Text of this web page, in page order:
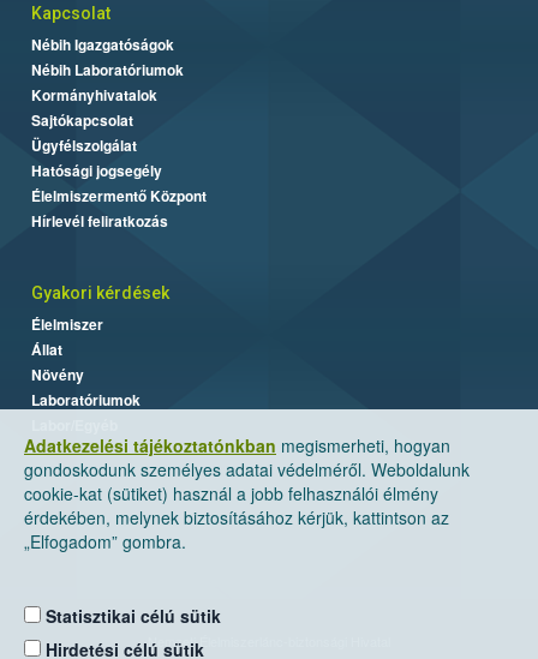
Adatkezelési tájékoztatónkban megismerheti, hogyan
gondoskodunk személyes adatai védelméről. Weboldalunk
cookie-kat (sütiket) használ a jobb felhasználói élmény
érdekében, melynek biztosításához kérjük, kattintson az
„Elfogadom” gombra.
Statisztikai célú sütik
Hirdetési célú sütik
Kapcsolat
Nébih Igazgatóságok
Nébih Laboratóriumok
Kormányhivatalok
Sajtókapcsolat
Ügyfélszolgálat
Hatósági jogsegély
Élelmiszermentő Központ
Hírlevél feliratkozás
Gyakori kérdések
Élelmiszer
Állat
Növény
Laboratóriumok
Nemzeti Élelmiszerlánc-biztonsági Hivatal